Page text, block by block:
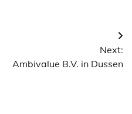
Next:
Ambivalue B.V. in Dussen